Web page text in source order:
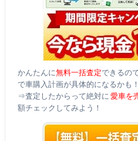
かんたんに無料一括査定できるの
で車購入計画が具体的になるかも！
⇒査定したからって絶対に愛車を
額チェックしてみよう！